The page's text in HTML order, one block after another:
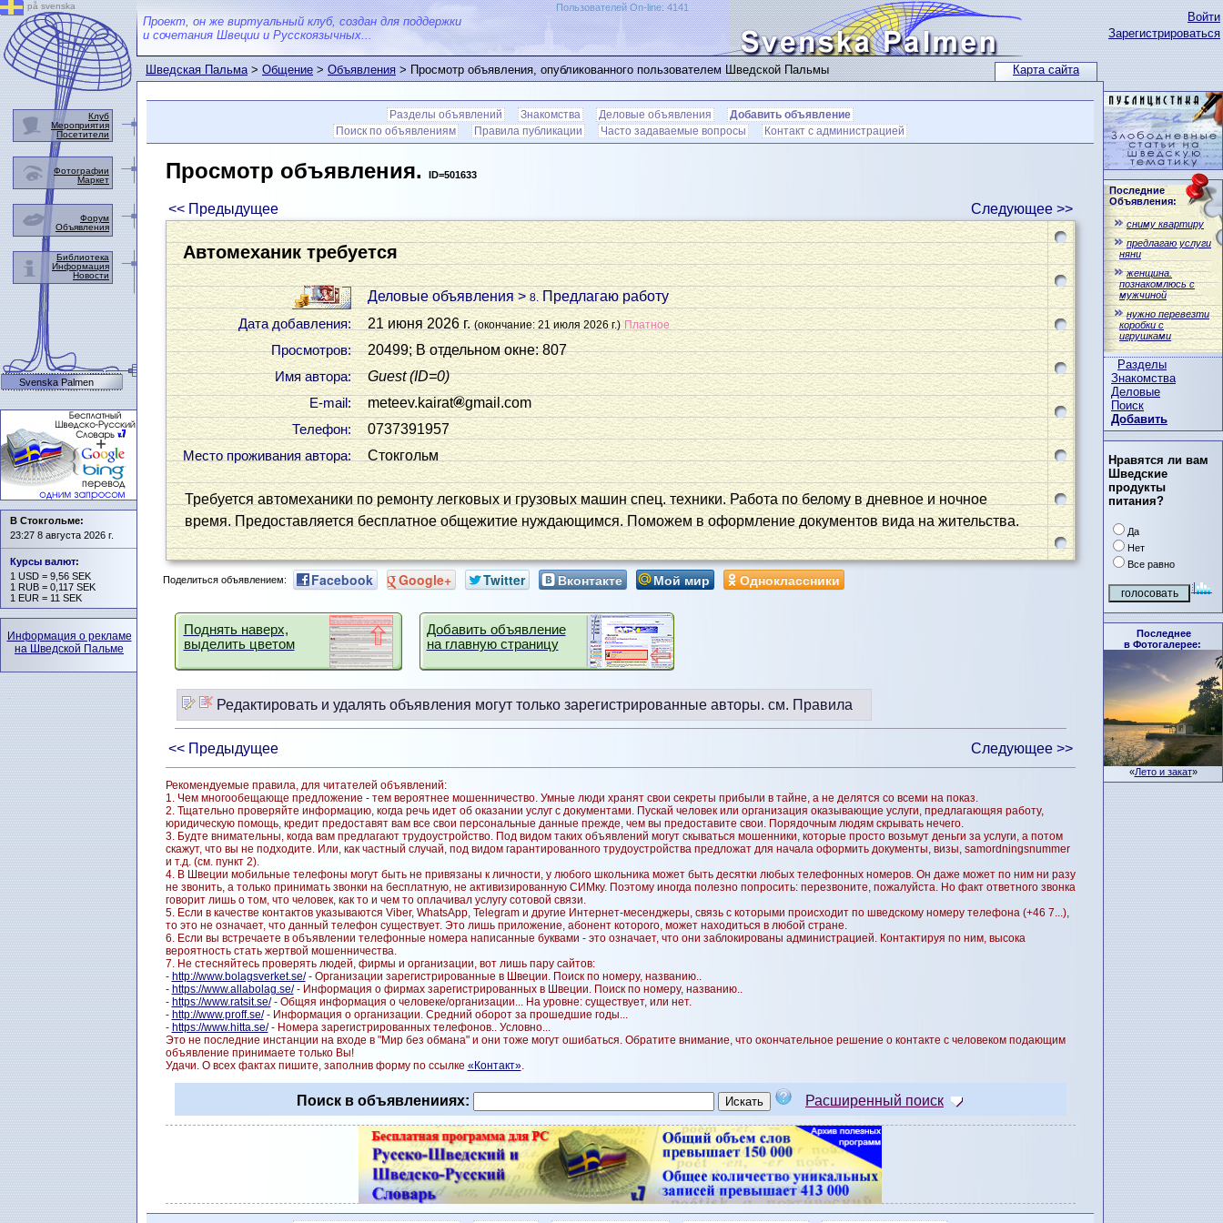
Карта сайта
Войти
Зарегистрироваться
Последние
Объявления:
сниму квартиру
предлагаю услуги
няни
женщина.
познакомлюсь с
мужчиной
нужно перевезти
коробки с
игрушками
Разделы
Знакомства
Деловые
Поиск
Добавить
Нравятся ли вам
Шведские
продукты
питания?
Да
Нет
Все равно
Последнее
в Фотогалерее:
«Лето и закат»
Проект, он же виртуальный клуб, создан для поддержки
и сочетания Швеции и Русскоязычных...
Пользователей On-line: 4141
Шведская Пальма>Общение>Объявления> Просмотр объявления, опубликованного пользователем Шведской Пальмы
Разделы объявлений Знакомства Деловые объявления
Добавить объявление
Поиск по объявлениям
Правила публикации Часто задаваемые вопросы Контакт с администрацией
Просмотр объявления. ID=501633
<< Предыдущее Следующее >>
Автомеханик требуется
Деловые объявления >8.Предлагаю работу
Дата добавления: 21 июня 2026 г.(окончание: 21 июля 2026 г.) Платное
Просмотров: 20499; В отдельном окне: 807
Имя автора: Guest (ID=0)
Е-mail: meteev.kairat gmail.com
Телефон: 0737391957
Место проживания автора: Стокгольм
Требуется автомеханики по ремонту легковых и грузовых машин спец. техники. Работа по белому в дневное и ночное
время. Предоставляется бесплатное общежитие нуждающимся. Поможем в оформление документов вида на жительства.
Поделиться объявлением: Facebook Google+ Twitter Вконтакте Мой мир Одноклассники
Поднять наверх,
выделить цветом
Добавить объявление
на главную страницу
Редактировать и удалять объявления могут только зарегистрированные авторы. см. Правила
<< Предыдущее Следующее >>
Рекомендуемые правила, для читателей объявлений:
1. Чем многообещающе предложение - тем вероятнее мошенничество. Умные люди хранят свои секреты прибыли в тайне, а не делятся со всеми на показ.
2. Тщательно проверяйте информацию, когда речь идет об оказании услуг с документами. Пускай человек или организация оказывающие услуги, предлагающяя работу,
юридическую помощь, кредит предоставят вам все свои персональные данные прежде, чем вы предоставите свои. Порядочным людям скрывать нечего.
3. Будте внимательны, когда вам предлагают трудоустройство. Под видом таких объявлений могут скываться мошенники, которые просто возьмут деньги за услуги, а потом
скажут, что вы не подходите. Или, как частный случай, под видом гарантированного трудоустройства предложат для начала оформить документы, визы, samordningsnummer
и т.д. (см. пункт 2).
4. В Швеции мобильные телефоны могут быть не привязаны к личности, у любого школьника может быть десятки любых телефонных номеров. Он даже может по ним ни разу
не звонить, а только принимать звонки на бесплатную, не активизированную СИМку. Поэтому иногда полезно попросить: перезвоните, пожалуйста. Но факт ответного звонка
говорит лишь о том, что человек, как то и чем то оплачивал услугу сотовой связи.
5. Если в качестве контактов указываются Viber, WhatsApp, Telegram и другие Интернет-месенджеры, связь с которыми происходит по шведскому номеру телефона (+46 7...),
то это не означает, что данный телефон существует. Это лишь приложение, абонент которого, может находиться в любой стране.
6. Если вы встречаете в объявлении телефонные номера написанные буквами - это означает, что они заблокированы администрацией. Контактируя по ним, высока
вероятность стать жертвой мошенничества.
7. Не стесняйтесь проверять людей, фирмы и организации, вот лишь пару сайтов:
- http://www.bolagsverket.se/- Организации зарегистрированные в Швеции. Поиск по номеру, названию..
- https://www.allabolag.se/- Информация о фирмах зарегистрированных в Швеции. Поиск по номеру, названию..
- https://www.ratsit.se/- Общяя информация о человеке/организации... На уровне: существует, или нет.
- http://www.proff.se/- Информация о организации. Средний оборот за прошедшие годы...
- https://www.hitta.se/- Номера зарегистрированных телефонов.. Условно...
Это не последние инстанции на входе в "Мир без обмана" и они тоже могут ошибаться. Обратите внимание, что окончательное решение о контакте с человеком подающим
объявление принимаете только Вы!
Удачи. О всех фактах пишите, заполнив форму по ссылке «Контакт».
Поиск в объявленииях: Расширенный поиск
på svenska
Клуб
Мероприятия
Посетители
Фотографии
Маркет
Форум
Объявления
Библиотека
Информация
Новости
Svenska Palmen
В Стокгольме:
23:27 8 августа 2026 г.
Курсы валют:
1 USD = 9,56 SEK
1 RUB = 0,117 SEK
1 EUR = 11 SEK
Информация о рекламе
на Шведской Пальме